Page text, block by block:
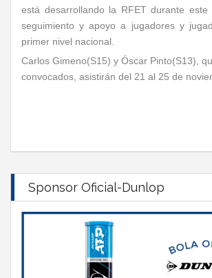
está desarrollando la RFET durante este
seguimiento y apoyo a jugadores y
primer nivel nacional.
Carlos Gimeno(S15) y Óscar Pinto(S13),
convocados, asistirán del 21 al 25 de
Sponsor Oficial-Dunlop